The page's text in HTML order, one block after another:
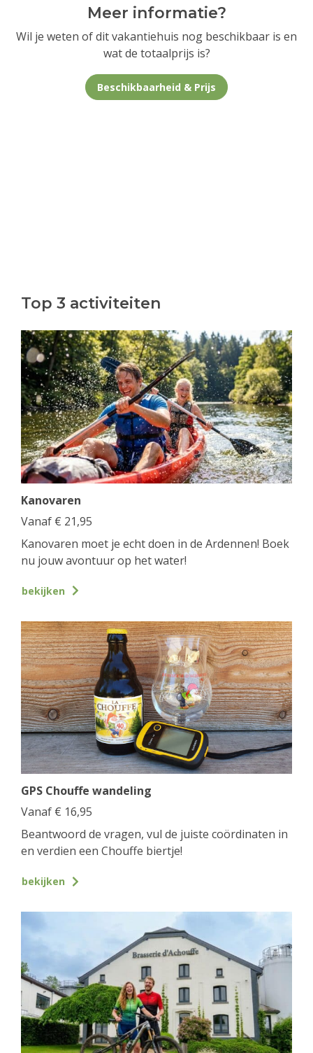
Meer informatie?
Wil je weten of dit vakantiehuis nog beschikbaar is en
wat de totaalprijs is?
Beschikbaarheid & Prijs
Top 3 activiteiten
Kanovaren
Vanaf € 21,95
Kanovaren moet je echt doen in de Ardennen! Boek
nu jouw avontuur op het water!
bekijken
GPS Chouffe wandeling
Vanaf € 16,95
Beantwoord de vragen, vul de juiste coördinaten in
en verdien een Chouffe biertje!
bekijken